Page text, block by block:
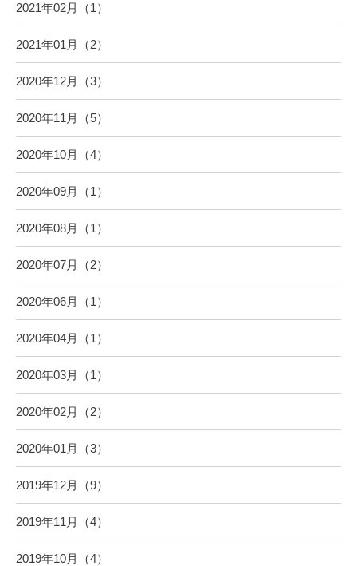
2021年02月（1）
2021年01月（2）
2020年12月（3）
2020年11月（5）
2020年10月（4）
2020年09月（1）
2020年08月（1）
2020年07月（2）
2020年06月（1）
2020年04月（1）
2020年03月（1）
2020年02月（2）
2020年01月（3）
2019年12月（9）
2019年11月（4）
2019年10月（4）